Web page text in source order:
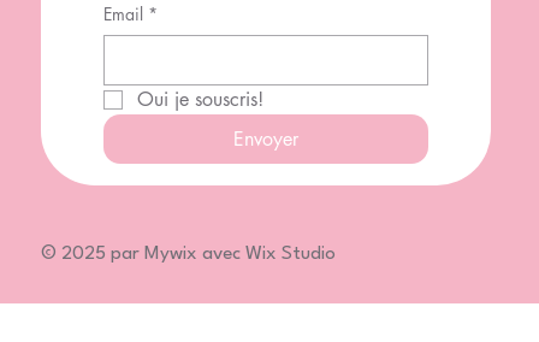
Email *
Oui je souscris!
Envoyer
© 2025 par Mywix avec Wix Studio